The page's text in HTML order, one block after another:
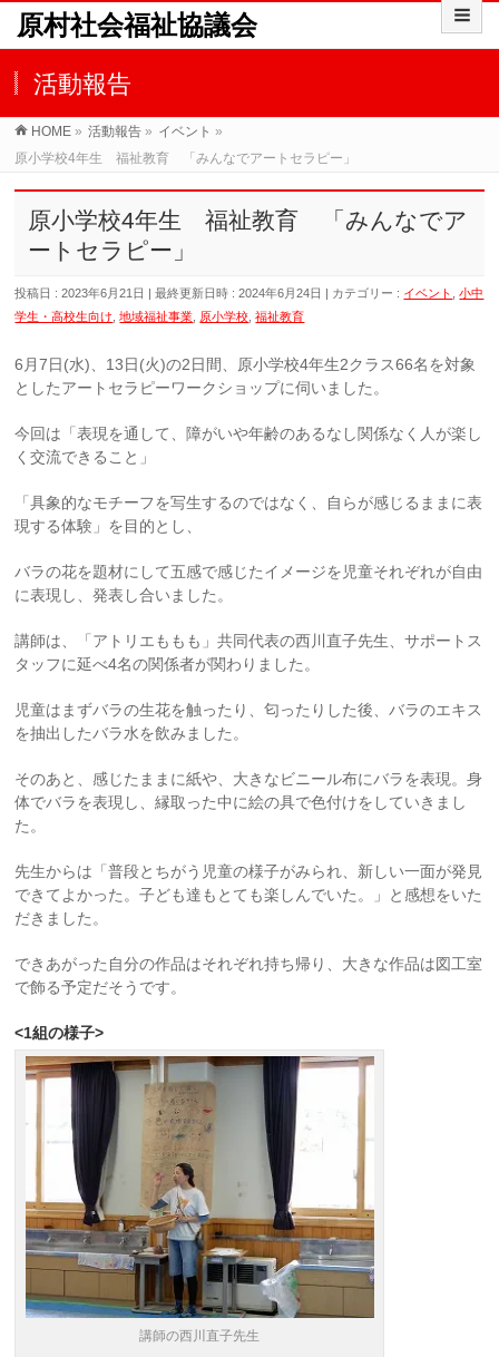
原村社会福祉協議会
活動報告
HOME » 活動報告 » イベント »
原小学校4年生 福祉教育 「みんなでアートセラピー」
原小学校4年生 福祉教育 「みんなでア
ートセラピー」
投稿日 : 2023年6月21日 最終更新日時 : 2024年6月24日 カテゴリー : イベント ,小中
学生・高校生向け ,地域福祉事業 原小学校 ,福祉教育
6月7日(水)、13日(火)の2日間、原小学校4年生2クラス66名を対象
としたアートセラピーワークショップに伺いました。
今回は「表現を通して、障がいや年齢のあるなし関係なく人が楽し
く交流できること」
「具象的なモチーフを写生するのではなく、自らが感じるままに表
現する体験」を目的とし、
バラの花を題材にして五感で感じたイメージを児童それぞれが自由
に表現し、発表し合いました。
講師は、「アトリエももも」共同代表の西川直子先生、サポートス
タッフに延べ4名の関係者が関わりました。
児童はまずバラの生花を触ったり、匂ったりした後、バラのエキス
を抽出したバラ水を飲みました。
そのあと、感じたままに紙や、大きなビニール布にバラを表現。身
体でバラを表現し、縁取った中に絵の具で色付けをしていきまし
た。
先生からは「普段とちがう児童の様子がみられ、新しい一面が発見
できてよかった。子ども達もとても楽しんでいた。」と感想をいた
だきました。
できあがった自分の作品はそれぞれ持ち帰り、大きな作品は図工室
で飾る予定だそうです。
<1組の様子>
講師の西川直子先生